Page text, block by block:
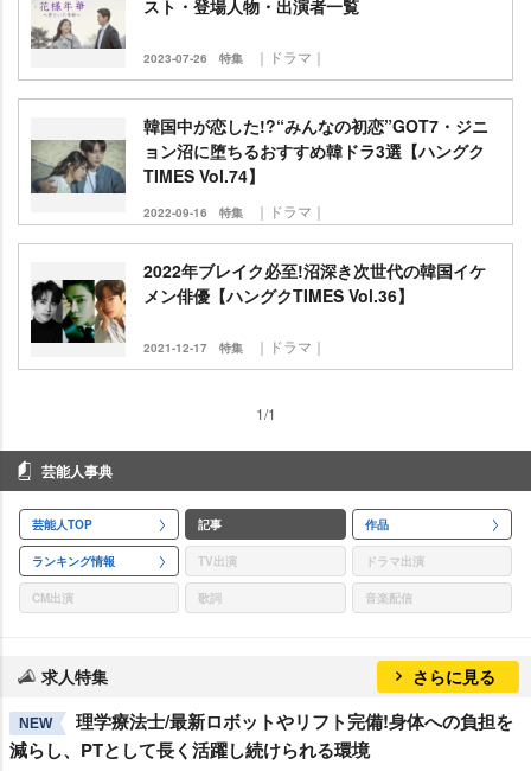
スト・登場人物・出演者一覧
2023-07-26 特集 ｜ドラマ｜
韓国中が恋した!?“みんなの初恋”GOT7・ジニ
ョン沼に堕ちるおすすめ韓ドラ3選【ハングク
TIMES Vol.74】
2022-09-16 特集 ｜ドラマ｜
2022年ブレイク必至!沼深き次世代の韓国イケ
メン俳優【ハングクTIMES Vol.36】
2021-12-17 特集 ｜ドラマ｜
1/1
芸能人事典
芸能人TOP 記事 作品
ランキング情報 TV出演 ドラマ出演
CM出演 歌詞 音楽配信
求人特集 さらに見る
NEW
理学療法士/最新ロボットやリフト完備!身体への負担を
減らし、PTとして長く活躍し続けられる環境